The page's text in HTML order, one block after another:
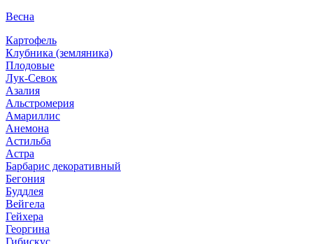
Весна
Картофель
Клубника (земляника)
Плодовые
Лук-Севок
Азалия
Альстромерия
Амариллис
Анемона
Астильба
Астра
Барбарис декоративный
Бегония
Буддлея
Вейгела
Гейхера
Георгина